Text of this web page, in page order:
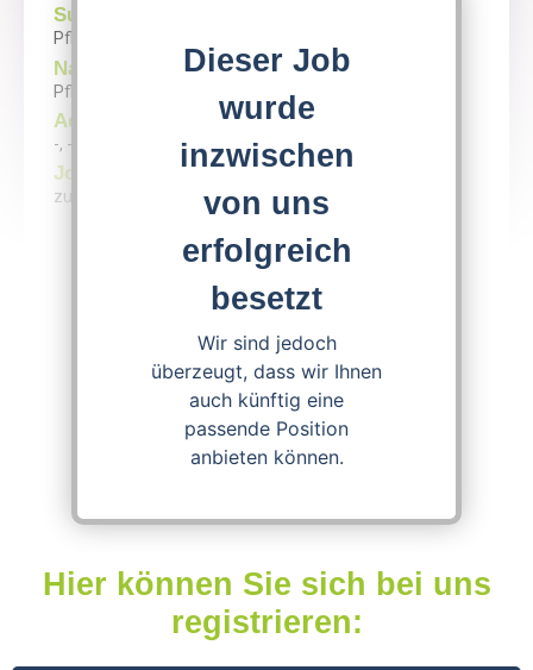
Subjects
Pflege & Hygiene, Nursing
Name
Pflegeschule
Address
-, - Berlin
Job entry
zum nächstmöglichen Zeitpunkt
Download Job Offer
Dieser Job
wurde
inzwischen
von uns
erfolgreich
besetzt
Wir sind jedoch
überzeugt, dass wir Ihnen
auch künftig eine
passende Position
anbieten können.
Hier können Sie sich bei uns
registrieren: